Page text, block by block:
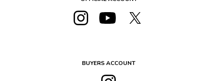
BUYERS ACCOUNT